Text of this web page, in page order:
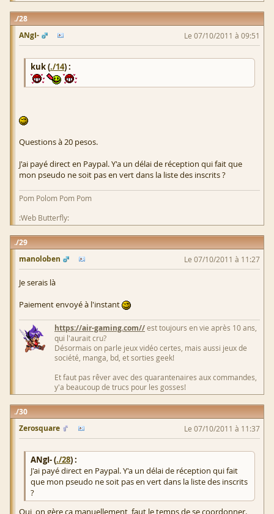
28
ANgI-
Le 07/10/2011 à 09:51
kuk (./14) :
Questions à 20 pesos.
J'ai payé direct en Paypal. Y'a un délai de réception qui fait que
mon pseudo ne soit pas en vert dans la liste des inscrits ?
Pom Polom Pom Pom
:Web Butterfly:
29
manoloben
Le 07/10/2011 à 11:27
Je serais là
Paiement envoyé à l'instant
https://air-gaming.com//est toujours en vie après 10 ans,
qui l'aurait cru?
Désormais on parle jeux vidéo certes, mais aussi jeux de
société, manga, bd, et sorties geek!
Et faut pas rêver avec des quarantenaires aux commandes,
y'a beaucoup de trucs pour les gosses!
30
Zerosquare
Le 07/10/2011 à 11:37
ANgI- (./28) :
J'ai payé direct en Paypal. Y'a un délai de réception qui fait
que mon pseudo ne soit pas en vert dans la liste des inscrits
?
Oui, on gère ça manuellement, faut le temps de se coordonner.